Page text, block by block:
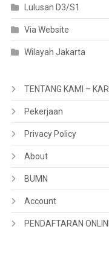
Lulusan D3/S1
Via Website
Wilayah Jakarta
TENTANG KAMI –
Pekerjaan
Privacy Policy
About
BUMN
Account
PENDAFTARAN